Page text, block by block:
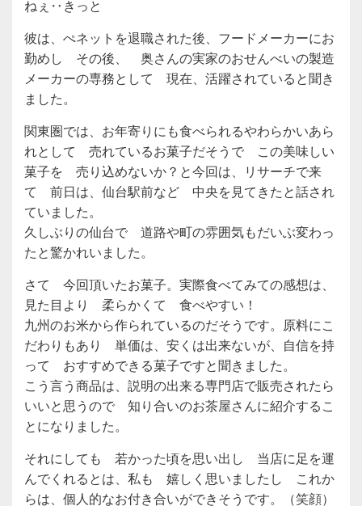
ねぇ‥きっと
彼は、ぺネットを退職された後、フードメーカーにお
勤めし その後、 奥さんの実家のおせんべいの製造
メーカーの専務として 現在、活躍されていると聞き
ました。
関東圏では、お年寄りにも食べられるやわらかいあら
れとして 売れているお菓子だそうで この美味しい
菓子を 売り込めないか？と今回は、リサーチで来
て 前日は、仙台駅前など 中央を見てきたと話され
ていました。
久しぶりの仙台で 道路や町の雰囲気もだいぶ変わっ
たと驚かれいました。
さて 今回頂いたお菓子。実際食べてみての感想は、
見た目より 柔らかくて 食べやすい！
九州のお米から作られているのだそうです。原料にこ
だわりもあり 単価は、安くは出来ないが、自信を持
って おすすめできる菓子ですと聞きました。
こう言う商品は、説明の出来る専門店で販売されたら
いいと思うので 知り合いのお茶屋さんに紹介するこ
とになりました。
それにしても 若かった頃を思い出し 当店に足を運
んでくれるとは、私も 嬉しく思いましたし これか
らは、個人的なお付き合いができそうです。（笑顔）